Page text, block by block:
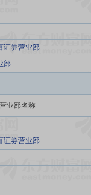
证券营业部
部
业部名称
证券营业部